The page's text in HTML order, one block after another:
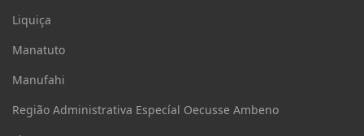
Liquiça
Manatuto
Manufahi
Região Administrativa Especíal Oecusse Ambeno